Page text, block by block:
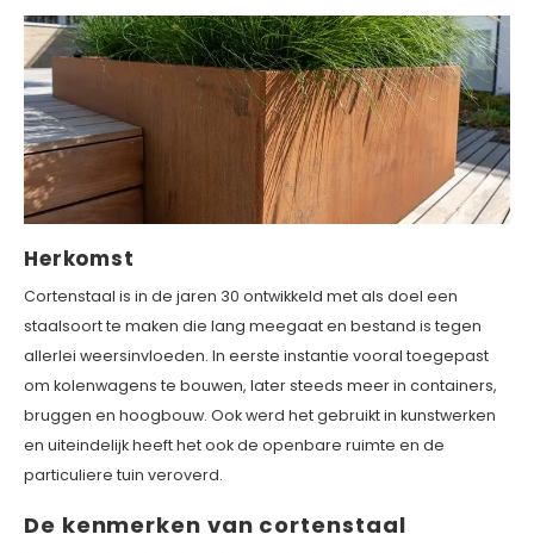
Herkomst
Cortenstaal is in de jaren 30 ontwikkeld met als doel een
staalsoort te maken die lang meegaat en bestand is tegen
allerlei weersinvloeden. In eerste instantie vooral toegepast
om kolenwagens te bouwen, later steeds meer in containers,
bruggen en hoogbouw. Ook werd het gebruikt in kunstwerken
en uiteindelijk heeft het ook de openbare ruimte en de
particuliere tuin veroverd.
De kenmerken van cortenstaal